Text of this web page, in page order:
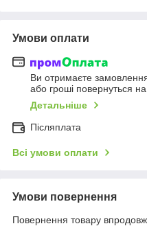
Умови оплати
Ви отримаєте
або гроші повернуться
Детальніше
Післяплата
Всі умови оплати
Умови повернення
Повернення товару